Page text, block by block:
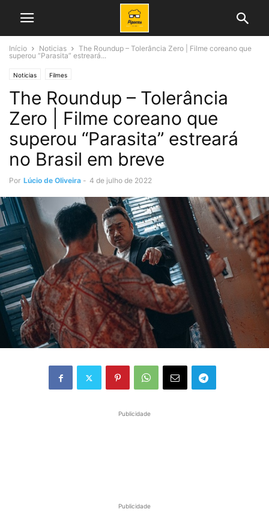
Início Noticias
The Roundup – Tolerância Zero | Filme coreano que
superou “Parasita” estreará...
Noticias Filmes
The Roundup – Tolerância
Zero | Filme coreano que
superou “Parasita” estreará
no Brasil em breve
Por Lúcio de Oliveira - 4 de julho de 2022
Publicidade
Publicidade